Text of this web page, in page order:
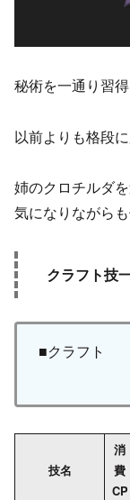
秘術を一通り習
以前よりも格段
姉のクロチルダ
気になりながら
クラフト技
■クラフト
技名
消
費
CP